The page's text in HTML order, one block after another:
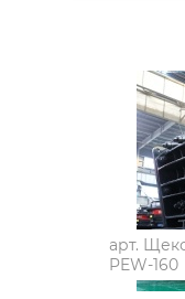
арт.
PEW-160